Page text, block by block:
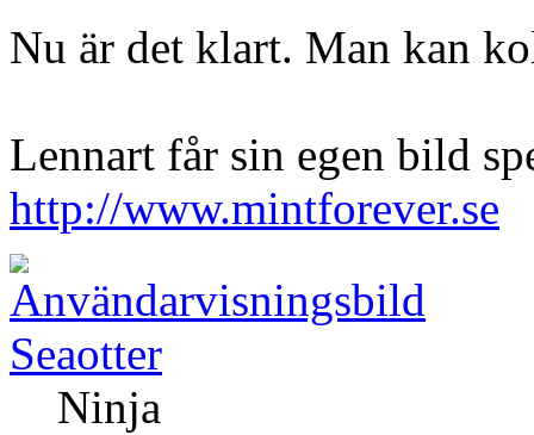
Nu är det klart. Man kan
Lennart får sin egen bild
http://www.mintforever.se
Seaotter
Ninja